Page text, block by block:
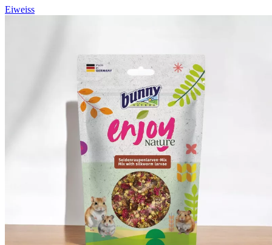
Eiweiss